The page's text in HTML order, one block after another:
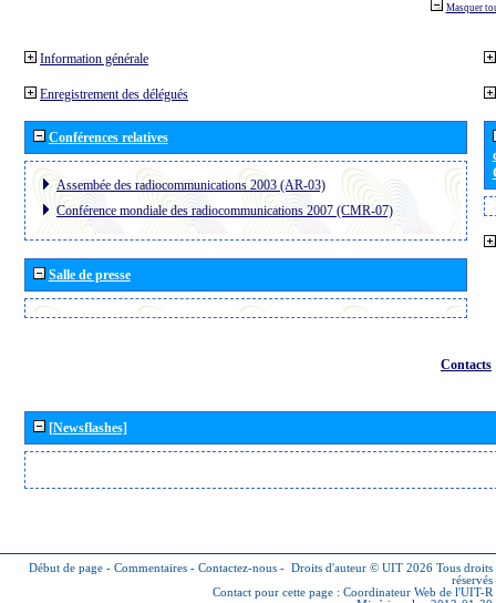
Masquer
Information générale
Enregistrement des délégués
Conférences relatives
Assembée des radiocommunications 2003 (AR-03)
Conférence mondiale des radiocommunications 2007 (CMR-07)
Salle de presse
Contacts
[Newsflashes]
Début de page - Commentaires - Contactez-nous - Droits d'auteur © UIT 2026 Tous droits
réservés
Contact pour cette page : Coordinateur Web de l'UIT-R